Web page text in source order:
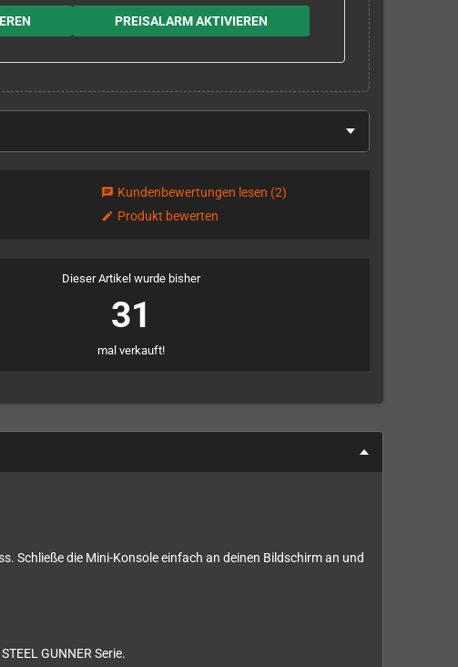
PREISALARM AKTIVIEREN
chat Kundenbewertungen lesen (2)
edit Produkt bewerten
Dieser Artikel wurde bisher
31
mal verkauft!
Schließe die Mini-Konsole einfach an deinen Bildschirm an und
GUNNER Serie.